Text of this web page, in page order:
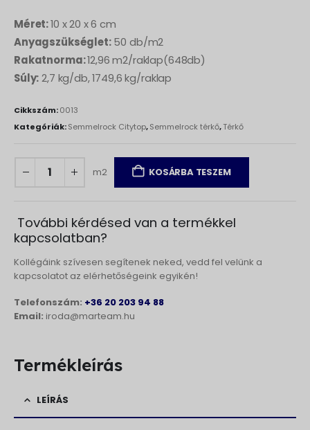
Méret:10 x 20 x 6 cm
Anyagszükséglet:50 db/m2
Rakatnorma:12,96 m2/raklap(648db)
Súly:2,7 kg/db, 1749,6 kg/raklap
Cikkszám:0013
Kategóriák:Semmelrock Citytop,Semmelrock térkő,Térkő
m2 KOSÁRBA TESZEM
További kérdésed van a termékkel
kapcsolatban?
Kollégáink szívesen segítenek neked, vedd fel velünk a
kapcsolatot az elérhetőségeink egyikén!
Telefonszám: +36 20 203 94 88
Email: iroda@marteam.hu
Termékleírás
LEÍRÁS